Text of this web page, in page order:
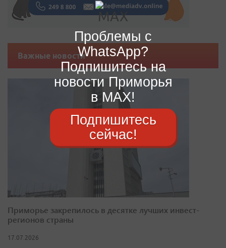
Важные новости
Приморье закрепилось в десятке лучших инвест-
регионов страны
17.07.2026
Проблемы с
WhatsApp?
Подпишитесь на
новости Приморья
в MAX!
Подпишитесь
сейчас!